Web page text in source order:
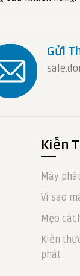
Gửi
Kiến
Máy
Vì sao
Mẹo
Kiến
phát